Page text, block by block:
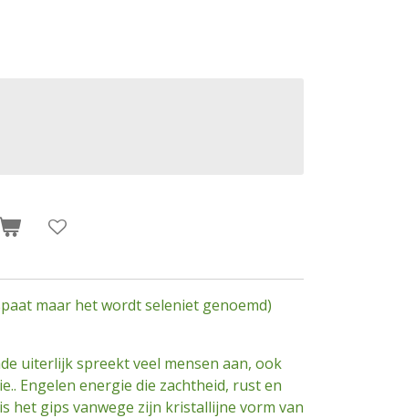
maar het wordt seleniet genoemd)
uiterlijk spreekt veel mensen aan, ook
Engelen energie die zachtheid, rust en
het gips vanwege zijn kristallijne vorm van